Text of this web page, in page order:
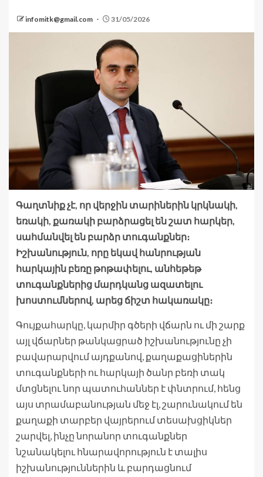
infomitk@gmail.com 31/05/2026
Գաղտնիք չէ, որ վերջին տարիներին կրկնակի,
եռակի, քառակի բարձրացել են շատ հարկեր,
սահմանվել են բարձր տուգանքներ։
Իշխանություն, որը եկավ հանրության
հարկային բեռը թոթափելու, անհեթեթ
տուգանքներից մարդկանց ազատելու
խոստումներով, արեց ճիշտ հակառակը։
Գույքահարկը, կարմիր գծերի վճարն ու մի շարք
այլ վճարներ թանկացրած իշխանությունը չի
բավարարվում այդքանով, քաղաքացիներին
տուգանքների ու հարկայի ծանր բեռի տակ
մտցնելու նոր պատուհաններ է փնտրում, հենց
այս տրամաբանության մեջ էլ, շարունակում են
քաղաքի տարբեր վայրերում տեսախցիկներ
շարվել, ինչը նորանոր տուգանքներ
նշանակելու հնարավորություն է տալիս
իշխանություններին և բարդացնում